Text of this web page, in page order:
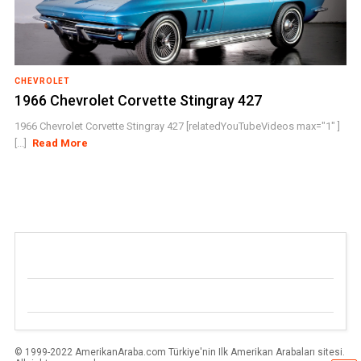
CHEVROLET
1966 Chevrolet Corvette Stingray 427
1966 Chevrolet Corvette Stingray 427 [relatedYouTubeVideos max="1" ]
[...]
Read More
© 1999-2022 AmerikanAraba.com Türkiye'nin Ilk Amerikan Arabaları sitesi.